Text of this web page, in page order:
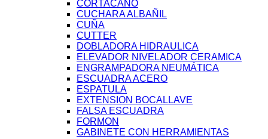
CORTACAÑO
CUCHARA ALBAÑIL
CUÑA
CUTTER
DOBLADORA HIDRAULICA
ELEVADOR NIVELADOR CERAMICA
ENGRAMPADORA NEUMÁTICA
ESCUADRA ACERO
ESPATULA
EXTENSION BOCALLAVE
FALSA ESCUADRA
FORMON
GABINETE CON HERRAMIENTAS